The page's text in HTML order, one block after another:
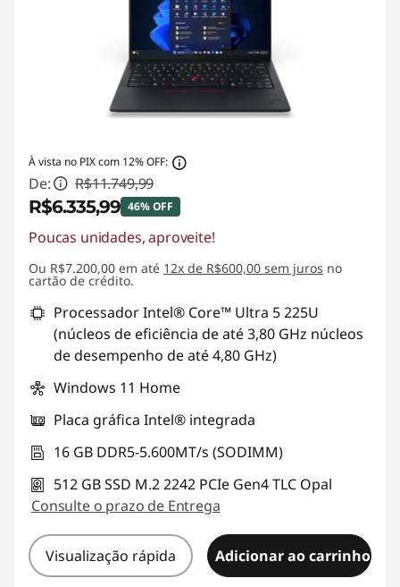
À vista no PIX com 12% OFF:
De: R$11.749,99
R$6.335,99 46% OFF
Economias instantâneas :
Poucas unidades, aproveite!
Ou R$7.200,00 em até 12x de R$600,00 sem juros no
cartão de crédito.
Processador Intel® Core™ Ultra 5 225U
(núcleos de eficiência de até 3,80 GHz núcleos
de desempenho de até 4,80 GHz)
Windows 11 Home
Placa gráfica Intel® integrada
16 GB DDR5-5.600MT/s (SODIMM)
512 GB SSD M.2 2242 PCIe Gen4 TLC Opal
Consulte o prazo de Entrega
Visualização rápida Adicionar ao carrinho